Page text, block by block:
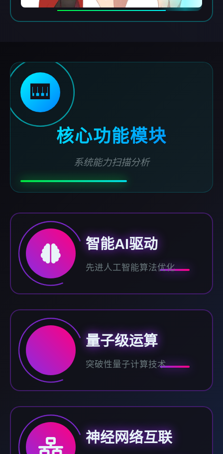
🎹
核心功能模块
系统能力扫描分析
智能AI驱动
先进人工智能算法优化
量子级运算
突破性量子计算技术
神经网络互联